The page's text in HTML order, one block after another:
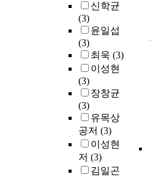
신학균
(3)
윤일섭
(3)
최욱 (3)
이성현
(3)
장창균
(3)
유목상
공저 (3)
이성현
저 (3)
김일곤